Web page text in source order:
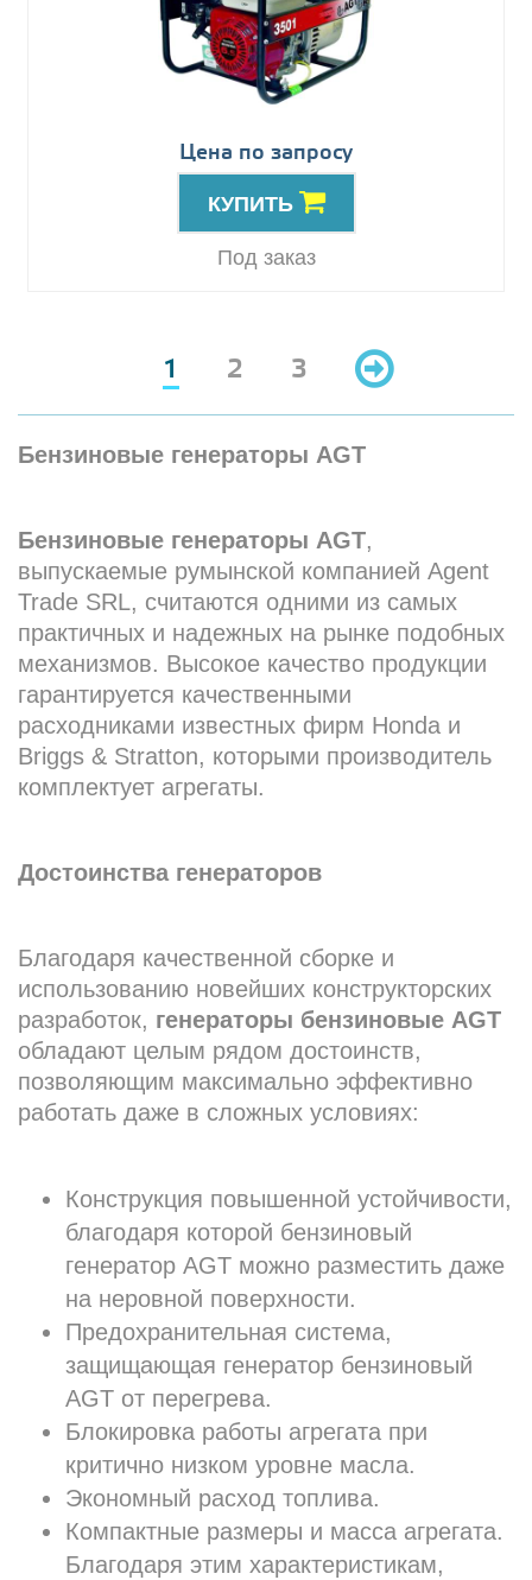
Цена по запросу
КУПИТЬ
Под заказ
1 2 3
Бензиновые генераторы AGT
Бензиновые генераторы AGT,
выпускаемые румынской компанией Agent
Trade SRL, считаются одними из самых
практичных и надежных на рынке подобных
механизмов. Высокое качество продукции
гарантируется качественными
расходниками известных фирм Honda и
Briggs & Stratton, которыми производитель
комплектует агрегаты.
Достоинства генераторов
Благодаря качественной сборке и
использованию новейших конструкторских
разработок, генераторы бензиновые AGT
обладают целым рядом достоинств,
позволяющим максимально эффективно
работать даже в сложных условиях:
Конструкция повышенной устойчивости,
благодаря которой бензиновый
генератор AGT можно разместить даже
на неровной поверхности.
Предохранительная система,
защищающая генератор бензиновый
AGT от перегрева.
Блокировка работы агрегата при
критично низком уровне масла.
Экономный расход топлива.
Компактные размеры и масса агрегата.
Благодаря этим характеристикам,